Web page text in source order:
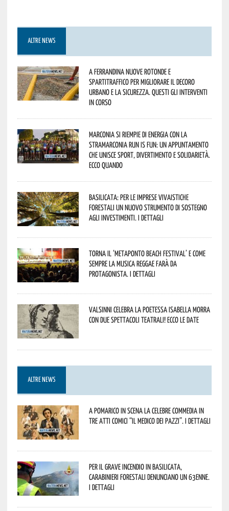
ALTRE NEWS
A Ferrandina nuove rotonde e
spartitraffico per migliorare il decoro
urbano e la sicurezza. Questi gli interventi
in corso
Marconia si riempie di energia con la
StraMarconia Run is Fun: un appuntamento
che unisce sport, divertimento e solidarietà.
Ecco quando
Basilicata: per le imprese vivaistiche
forestali un nuovo strumento di sostegno
agli investimenti. I dettagli
Torna il ‘Metaponto beach festival’ e come
sempre la musica reggae farà da
protagonista. I dettagli
Valsinni celebra la poetessa Isabella Morra
con due spettacoli teatrali! Ecco le date
ALTRE NEWS
A Pomarico in scena la celebre commedia in
tre atti comici “Il medico dei pazzi”. I dettagli
Per il grave incendio in Basilicata,
Carabinieri forestali denunciano un 63enne.
I dettagli